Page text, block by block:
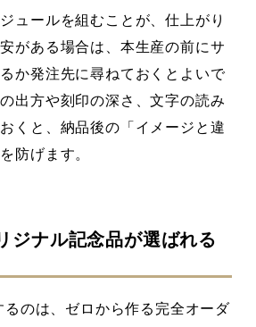
ュールを組むことが、仕上がり
がある場合は、本生産の前にサ
か発注先に尋ねておくとよいで
出方や刻印の深さ、文字の読み
くと、納品後の「イメージと違
防げます。
ジナル記念品が選ばれる
のは、ゼロから作る完全オーダ